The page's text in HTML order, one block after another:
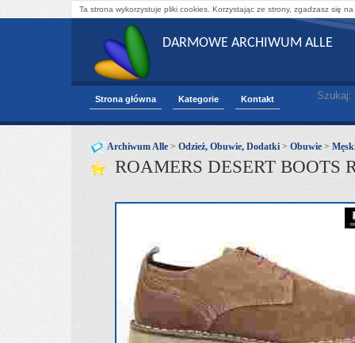
Ta strona wykorzystuje pliki cookies. Korzystając ze strony, zgadzasz się
DARMOWE ARCHIWUM ALLE
Strona główna Kategorie Kontakt Szukaj:
Archiwum Alle > Odzież, Obuwie, Dodatki > Obuwie >
ROAMERS DESERT BOOTS